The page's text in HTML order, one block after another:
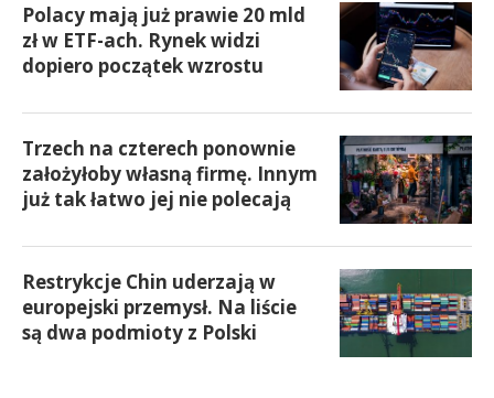
Polacy mają już prawie 20 mld
zł w ETF-ach. Rynek widzi
dopiero początek wzrostu
Trzech na czterech ponownie
założyłoby własną firmę. Innym
już tak łatwo jej nie polecają
Restrykcje Chin uderzają w
europejski przemysł. Na liście
są dwa podmioty z Polski